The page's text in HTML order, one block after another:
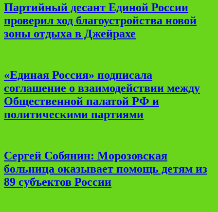
Партийный десант Единой России
проверил ход благоустройства новой
зоны отдыха в Джейрахе
«Единая Россия» подписала
соглашение о взаимодействии между
Общественной палатой РФ и
политическими партиями
Сергей Собянин: Морозовская
больница оказывает помощь детям из
89 субъектов России